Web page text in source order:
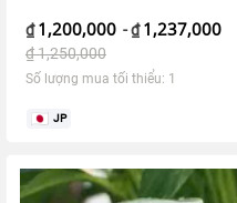
₫ 1,200,000 -₫ 1,237,000
₫1,250,000
Số lượng mua tối thiểu: 1
JP